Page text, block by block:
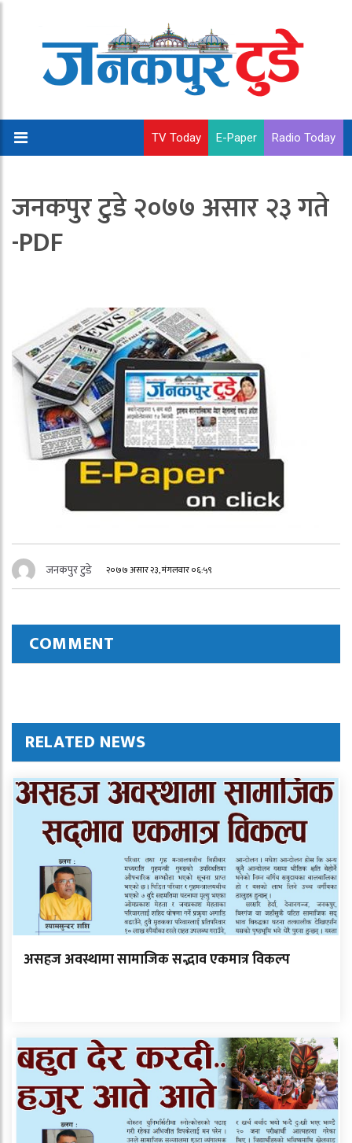
TV Today E-Paper Radio Today
जनकपुर टुडे २०७७ असार २३ गते
-PDF
जनकपुर टुडे २०७७ असार २३, मंगलवार ०६:५९
COMMENT
RELATED NEWS
असहज अवस्थामा सामाजिक सद्भाव एकमात्र विकल्प